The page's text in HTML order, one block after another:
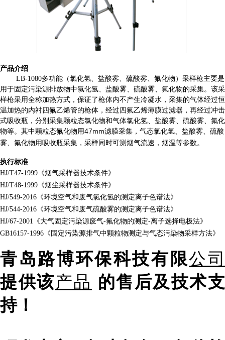
产品介绍
LB-1080多功能（氯化氢、盐酸雾、硫酸雾、氟化物）采样枪主要是
用于固定污染源排放物中氯化氢、盐酸雾、硫酸雾、氟化物的采集。该采
样枪采用全称加热方式，保证了枪体内不产生冷凝水，采集的气体经过恒
温加热的内衬四氟乙烯管的枪体，经过四氟乙烯薄膜过滤器，再经过冲击
式吸收瓶，分别采集颗粒态氯化物和气体氯化氢、盐酸雾、硫酸雾、氟化
物等。其中颗粒态氟化物用47mm滤膜采集，气态氯化氢、盐酸雾、硫酸
雾、氟化物用吸收瓶采集，采样同时可测烟气流速，烟温等参数。
执行标准
HJ/T47-1999《烟气采样器技术条件》
HJ/T48-1999《烟尘采样器技术条件》
HJ/549-2016《环境空气和废气氯化氢的测定离子色谱法》
HJ/544-2016《环境空气和废气硫酸雾的测定离子色谱法》
HJ/67-2001《大气固定污染源废气-氟化物的测定-离子选择电极法》
GB16157-1996《固定污染源排气中颗粒物测定与气态污染物采样方法》
青岛路博环保科技有限公司
提供该产品 的售后及技术支
持！